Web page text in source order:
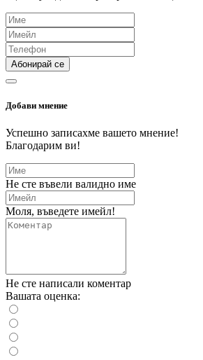
Абонирай се
Добави мнение
Успешно записахме вашето мнение!
Благодарим ви!
Не сте въвели валидно име
Моля, въведете имейл!
Не сте написали коментар
Вашата оценка: